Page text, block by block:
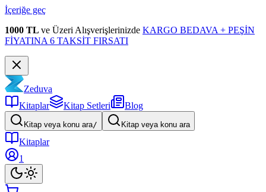
İçeriğe geç
1000 TL ve Üzeri Alışverişlerinizde KARGO BEDAVA + PEŞİN
FİYATINA 6 TAKSİT FIRSATI
Zeduva
Kitaplar
Kitap Setleri Blog
Kitap veya konu ara/ Kitap veya konu ara
Kitaplar
1